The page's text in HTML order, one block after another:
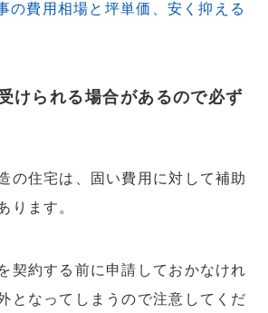
の費用相場と坪単価、安く抑える
けられる場合があるので必ず
の住宅は、固い費用に対して補助
ります。
契約する前に申請しておかなけれ
となってしまうので注意してくだ